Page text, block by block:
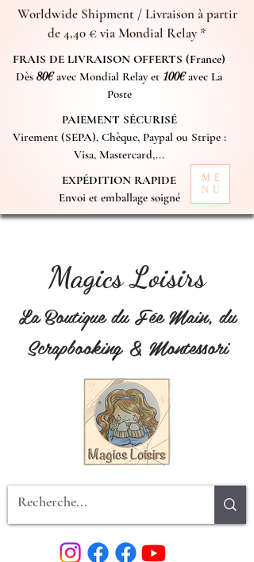
Worldwide Shipment / Livraison à partir
de 4,40 € via Mondial Relay *
FRAIS DE LIVRAISON OFFERTS (France)
Dès 80€avec Mondial Relay et 100€avec La
Poste
PAIEMENT SÉCURISÉ
Virement (SEPA), Chèque, Paypal ou Stripe :
Visa, Mastercard,...
EXPÉDITION RAPIDE
Envoi et emballage soigné
ME
NU
Magics Loisirs
La Boutique du Fée Main, du
Scrapbooking & Montessori